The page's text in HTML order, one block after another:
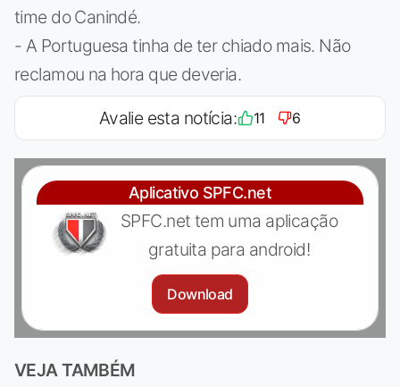
time do Canindé.
- A Portuguesa tinha de ter chiado mais. Não
reclamou na hora que deveria.
Avalie esta notícia: 11 6
Aplicativo SPFC.net
SPFC.net tem uma aplicação
gratuita para android!
Download
VEJA TAMBÉM